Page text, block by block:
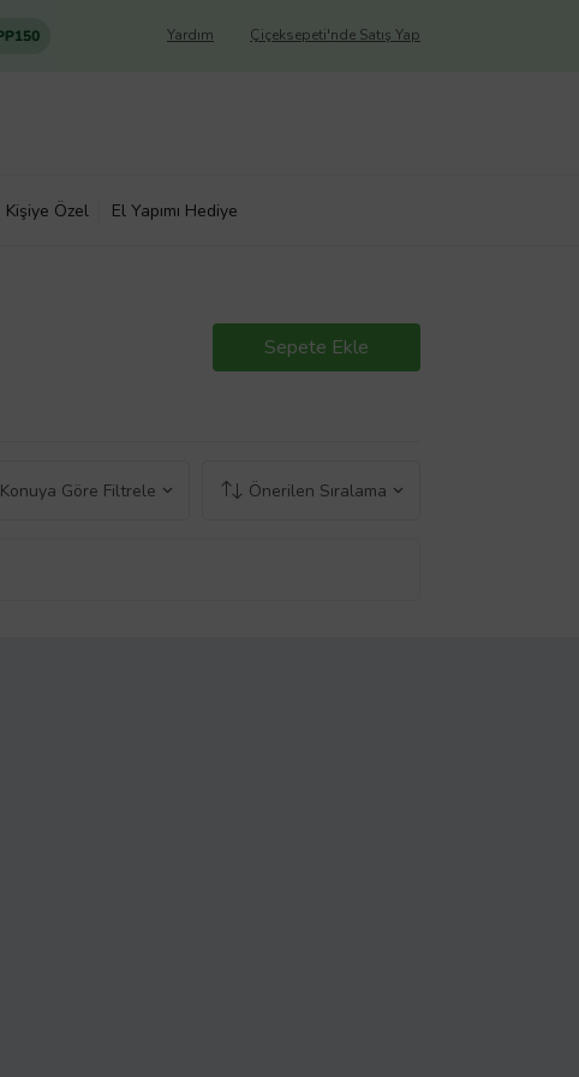
Çiçeksepeti'nde Satış Yap
Yardım
Kişiye Özel El Yapımı Hediye
Sepete Ekle
Konuya Göre Filtrele Önerilen Sıralama